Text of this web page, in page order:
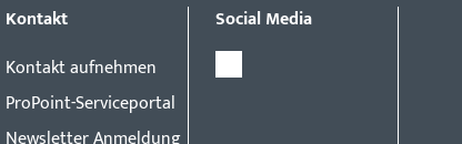
Kontakt
Kontakt aufnehmen
ProPoint-Serviceportal
Social Media